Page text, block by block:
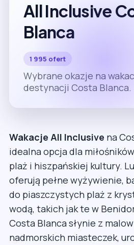
All Inclusive
Blanca
1 995 ofert
Wybrane okazje na
destynacji Costa Blanca.
Wakacje All Inclusive na
idealna opcja dla
plaż i hiszpańskiej kultury.
oferują pełne wyżywienie,
do piaszczystych plaż z
wodą, takich jak te w
Costa Blanca słynie z
nadmorskich miasteczek,